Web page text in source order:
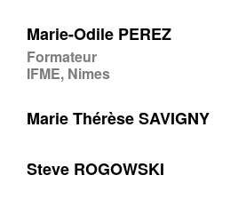
Marie-Odile PEREZ
Formateur
IFME, Nimes
Marie Thérèse SAVIGNY
Steve ROGOWSKI